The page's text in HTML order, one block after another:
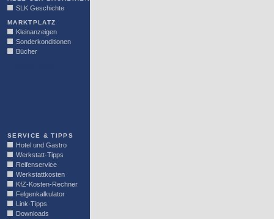
SLK Geschichte
MARKTPLATZ
Kleinanzeigen
Sonderkonditionen
Bücher
SERVICE & TIPPS
Hotel und Gastro
Werkstatt-Tipps
Reifenservice
Werkstattkosten
KfZ-Kosten-Rechner
Felgenkalkulator
Link-Tipps
Downloads